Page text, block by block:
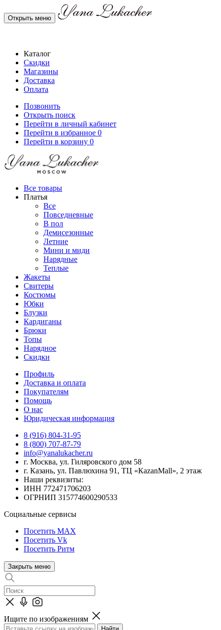
Открыть меню
Каталог
Скидки
Магазины
Доставка
Оплата
Позвонить
Открыть поиск
Перейти в личный кабинет
Перейти в избранное 0
Перейти в корзину 0
Все товары
Платья
Все
Повседневные
В пол
Демисезонные
Летние
Мини и миди
Нарядные
Теплые
Жакеты
Свитеры
Костюмы
Юбки
Блузки
Кардиганы
Брюки
Топы
Нарядное
Скидки
Профиль
Доставка и оплата
Покупателям
Помощь
О нас
Юридическая информация
8 (916) 804-31-95
8 (800) 707-87-79
info@yanalukacher.ru
г. Москва, ул. Гиляровского дом 58
г. Казань, ул. Павлюхина 91, ТЦ «КazanMall», 2 этаж
Наши реквизиты:
ИНН 772471706203
ОГРНИП 315774600290533
Социальные сервисы
Посетить MAX
Посетить Vk
Посетить Ритм
Закрыть меню
Ищите по изображениям